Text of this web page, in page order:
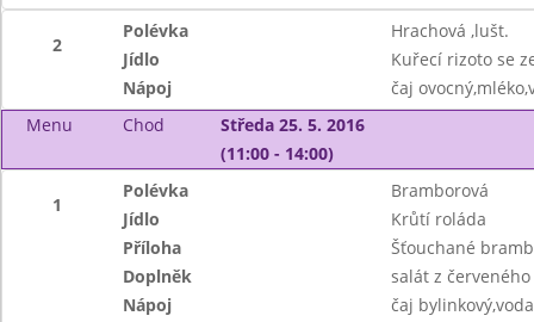
2
Polévka
Hrachová ,lušt.
Jídlo
Kuřecí rizoto se
Nápoj
čaj
Menu
Chod
Středa 25. 5. 2016
(11:00 - 14:00)
1
Polévka
Bramborová
Jídlo
Krůtí roláda
Příloha
Šťouchané
Doplněk
salát z
Nápoj
čaj